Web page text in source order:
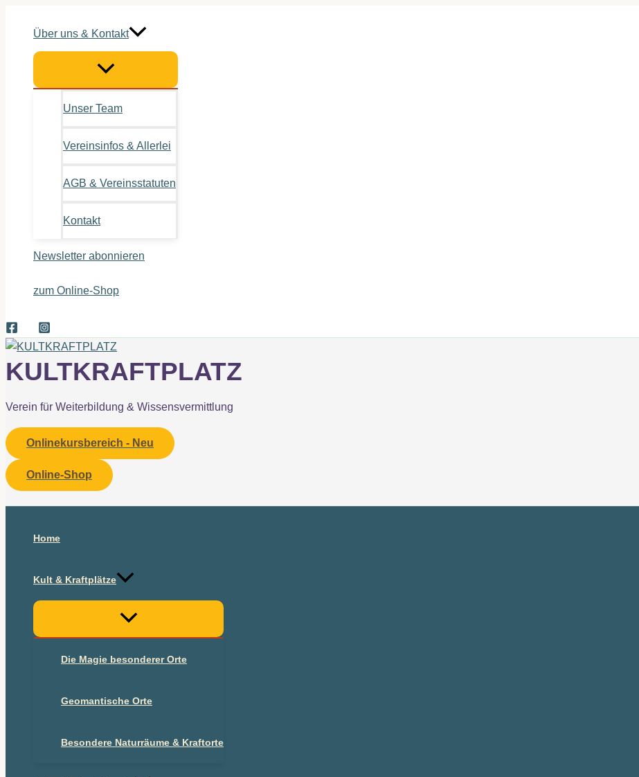
springen
Über uns & Kontakt
Unser Team
Vereinsinfos & Allerlei
AGB & Vereinsstatuten
Kontakt
Newsletter abonnieren
zum Online-Shop
KULTKRAFTPLATZ
Verein für Weiterbildung & Wissensvermittlung
Onlinekursbereich - Neu
Online-Shop
Home
Kult & Kraftplätze
Die Magie besonderer Orte
Geomantische Orte
Besondere Naturräume & Kraftorte